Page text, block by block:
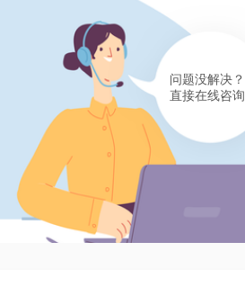
问题没解决？
直接在线咨询